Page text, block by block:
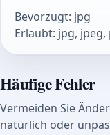
Bevorzugt: jpg
Erlaubt: jpg, jpeg,
Häufige Fehler
Vermeiden Sie
natürlich oder